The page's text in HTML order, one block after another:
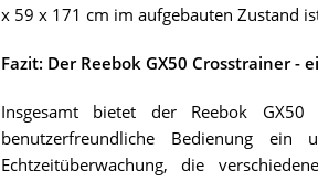
x 59 x 171 cm im aufgebauten Zustand
Fazit: Der Reebok GX50 Crosstrainer -
Insgesamt bietet der Reebok GX50
benutzerfreundliche Bedienung ein
Echtzeitüberwachung, die